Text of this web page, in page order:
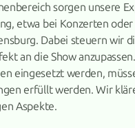
sorgen unsere
etwa bei Konzerten oder
Dabei steuern wir
an die Show
eingesetzt werden,
erfüllt werden. Wir
Aspekte.